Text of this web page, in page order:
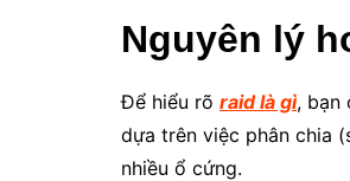
Nguyên lý
Để hiểu rõ raid là gì, bạn
dựa trên việc phân chia
nhiều ổ cứng.